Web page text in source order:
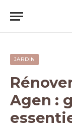
JARDIN
Agen :